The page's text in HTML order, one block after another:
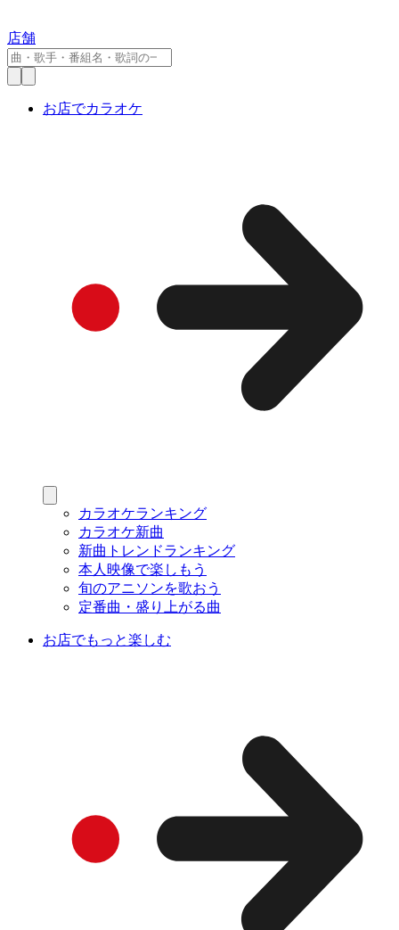
店舗
お店でカラオケ
カラオケランキング
カラオケ新曲
新曲トレンドランキング
本人映像で楽しもう
旬のアニソンを歌おう
定番曲・盛り上がる曲
お店でもっと楽しむ